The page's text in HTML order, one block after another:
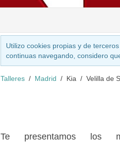
Utilizo cookies propias y de
continuas navegando, considero
Talleres Madrid Kia Velilla de
Te presentamos los